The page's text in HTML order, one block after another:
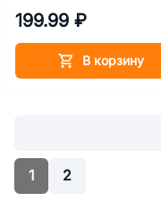
199.99 ₽
В корзину
1 2